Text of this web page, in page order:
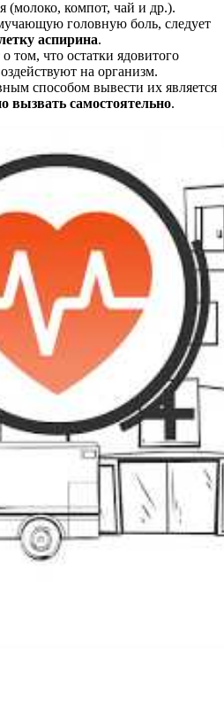
(молоко, компот, чай и др.).
головную боль, следует
аспирина.
том, что остатки ядовитого
на организм.
способом вывести их является
вызвать самостоятельно.